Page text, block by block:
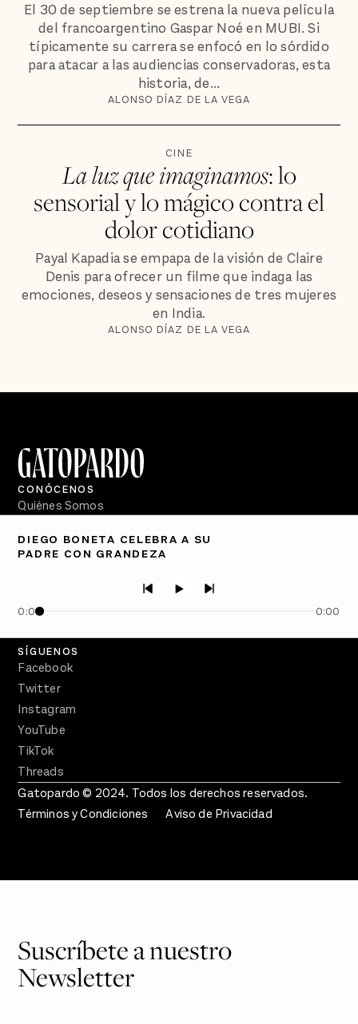
El 30 de septiembre se estrena la nueva película
del francoargentino Gaspar Noé en MUBI. Si
típicamente su carrera se enfocó en lo sórdido
para atacar a las audiencias conservadoras, esta
historia, de...
ALONSO DÍAZ DE LA VEGA
CINE
La luz que imaginamos: lo
sensorial y lo mágico contra el
dolor cotidiano
Payal Kapadia se empapa de la visión de Claire
Denis para ofrecer un filme que indaga las
emociones, deseos y sensaciones de tres mujeres
en India.
ALONSO DÍAZ DE LA VEGA
DIEGO BONETA CELEBRA A SU
PADRE CON GRANDEZA
0:00 0:00
CONÓCENOS
Quiénes Somos
PÓDCASTS
Crecer en Distopía
SÍGUENOS
Facebook
Twitter
Instagram
YouTube
TikTok
Threads
Gatopardo © 2024. Todos los derechos reservados.
Términos y Condiciones
Aviso de Privacidad
Suscríbete a nuestro
Newsletter